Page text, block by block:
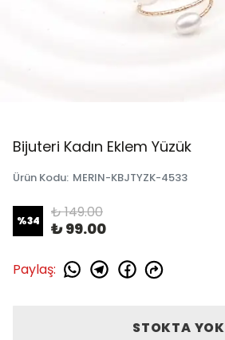
Bijuteri Kadın Eklem Yüzük
Ürün Kodu: MERIN-KBJTYZK-4533
%34 ₺ 149.00
₺ 99.00
Paylaş:
STOKTA YOK